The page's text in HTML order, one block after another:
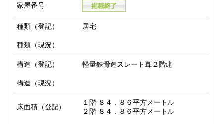
家屋番号
種類（登記） 居宅
種類（現況）
構造（登記） 軽量鉄骨造スレート葺２階建
構造（現況）
床面積（登記）
１階 ８４．８６平方メートル
２階 ８４．８６平方メートル